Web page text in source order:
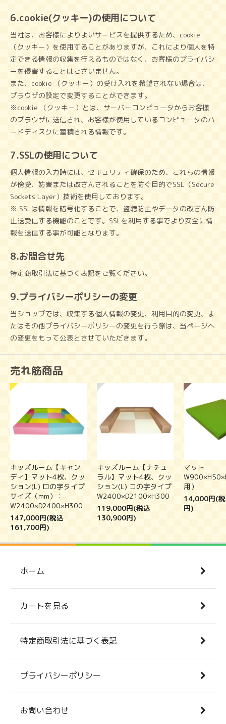
6.cookie(クッキー)の使用について
当社は、お客様によりよいサービスを提供するため、cookie
（クッキー）を使用することがありますが、これにより個人を特
定できる情報の収集を行えるものではなく、お客様のプライバシ
ーを侵害することはございません。
また、cookie （クッキー）の受け入れを希望されない場合は、
ブラウザの設定で変更することができます。
※cookie （クッキー）とは、サーバーコンピュータからお客様
のブラウザに送信され、お客様が使用しているコンピュータのハ
ードディスクに蓄積される情報です。
7.SSLの使用について
個人情報の入力時には、セキュリティ確保のため、これらの情報
が傍受、妨害または改ざんされることを防ぐ目的でSSL（Secure
Sockets Layer）技術を使用しております。
※ SSLは情報を暗号化することで、盗聴防止やデータの改ざん防
止送受信する機能のことです。SSLを利用する事でより安全に情
報を送信する事が可能となります。
8.お問合せ先
特定商取引法に基づく表記をご覧ください。
9.プライバシーポリシーの変更
当ショップでは、収集する個人情報の変更、利用目的の変更、ま
たはその他プライバシーポリシーの変更を行う際は、当ページへ
の変更をもって公表とさせていただきます。
売れ筋商品
キッズルーム【キャン
ディ】マット4枚、クッ
ション(L) ロの字タイプ
サイズ（mm）：
W2400×D2400×H300
147,000円(税込
161,700円)
キッズルーム【ナチュ
ラル】マット4枚、クッ
ション(L) コの字タイプ
W2400×D2100×H300
119,000円(税込
130,900円)
マット
用）
14,000円(
円)
ホーム
カートを見る
特定商取引法に基づく表記
プライバシーポリシー
お問い合わせ